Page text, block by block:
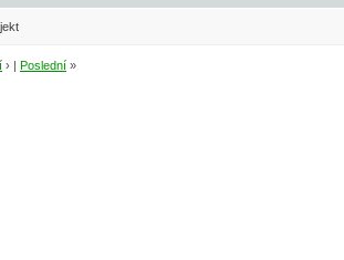
› | Poslední »